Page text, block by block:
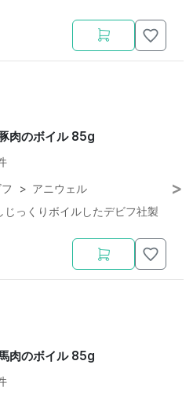
肉のボイル 85g
> アニウェル
っくりボイルしたデビフ社製
肉のボイル 85g